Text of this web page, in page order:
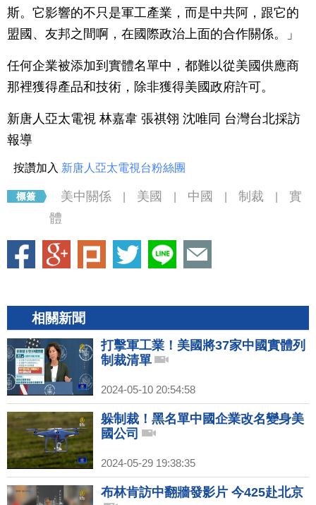
斯。它影響的不只是軍工產業，而是中共阿，跟它的
盟國、友邦之間啊，在國際政治上面的合作關係。」
任何企業被添加到實體名單中，都難以從美國供應商
那裡獲得產品和技術，除非獲得美國政府許可。
新唐人亞太電視 林嘉韋 張祺翎 沈唯同 台灣台北採訪
報導
按讚加入 新唐人亞太電視台粉絲團
美中關係 美國 中國 制裁
實
體
相關新聞
打擊軍工業！美國將37家中國實體列
制裁清單
2024-05-10 20:54:58
躲制裁！黑名單中國企業改名變身美
國公司
2024-05-29 19:38:35
布林肯訪中翻牆發影片 今425赴北京